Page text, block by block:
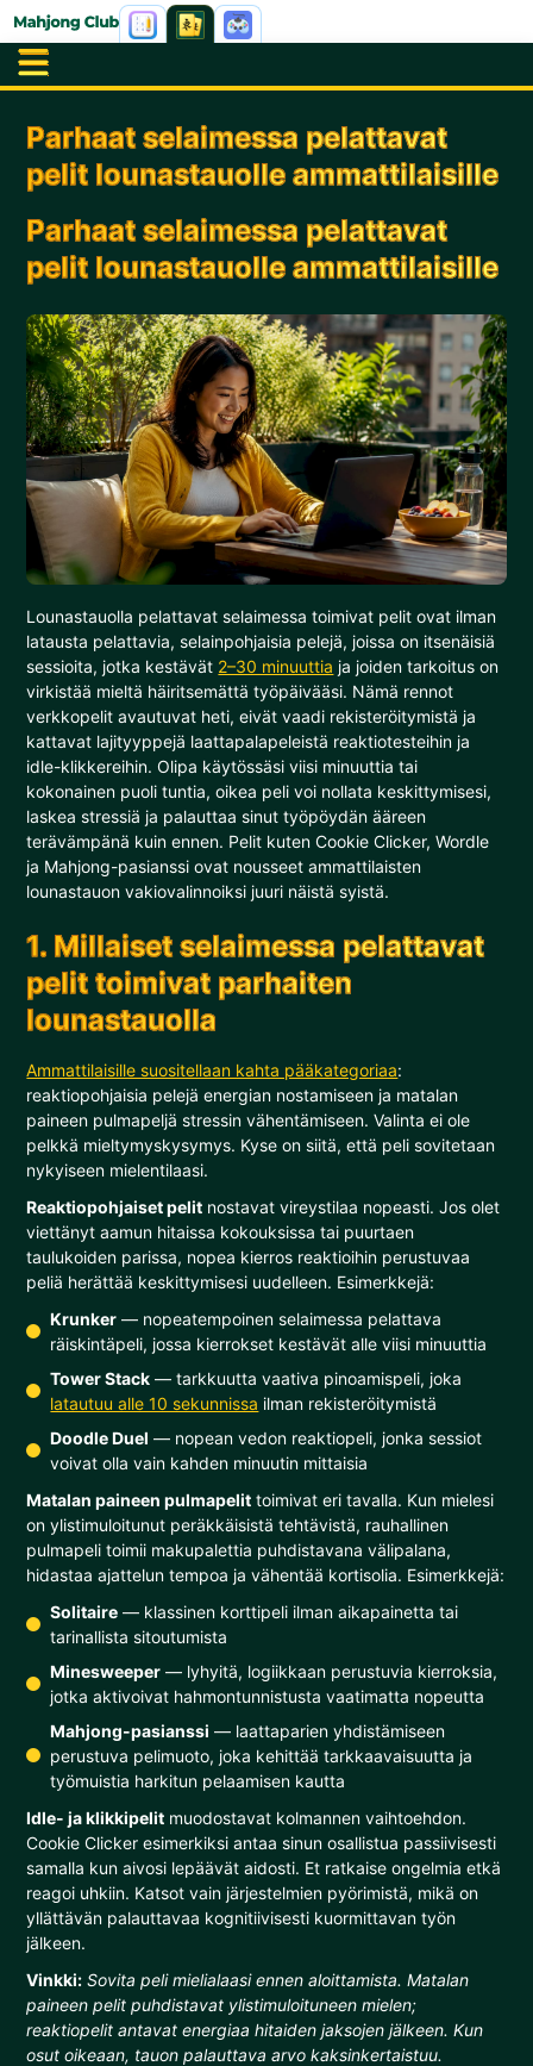
Parhaat selaimessa pelattavat
pelit lounastauolle ammattilaisille
Parhaat selaimessa pelattavat
pelit lounastauolle ammattilaisille
Lounastauolla pelattavat selaimessa toimivat pelit ovat ilman
latausta pelattavia, selainpohjaisia pelejä, joissa on itsenäisiä
sessioita, jotka kestävät 2–30 minuuttia ja joiden tarkoitus on
virkistää mieltä häiritsemättä työpäivääsi. Nämä rennot
verkkopelit avautuvat heti, eivät vaadi rekisteröitymistä ja
kattavat lajityyppejä laattapalapeleistä reaktiotesteihin ja
idle-klikkereihin. Olipa käytössäsi viisi minuuttia tai
kokonainen puoli tuntia, oikea peli voi nollata keskittymisesi,
laskea stressiä ja palauttaa sinut työpöydän ääreen
terävämpänä kuin ennen. Pelit kuten Cookie Clicker, Wordle
ja Mahjong-pasianssi ovat nousseet ammattilaisten
lounastauon vakiovalinnoiksi juuri näistä syistä.
1. Millaiset selaimessa pelattavat
pelit toimivat parhaiten
lounastauolla
Ammattilaisille suositellaan kahta pääkategoriaa:
reaktiopohjaisia pelejä energian nostamiseen ja matalan
paineen pulmapeljä stressin vähentämiseen. Valinta ei ole
pelkkä mieltymyskysymys. Kyse on siitä, että peli sovitetaan
nykyiseen mielentilaasi.
Reaktiopohjaiset pelit nostavat vireystilaa nopeasti. Jos olet
viettänyt aamun hitaissa kokouksissa tai puurtaen
taulukoiden parissa, nopea kierros reaktioihin perustuvaa
peliä herättää keskittymisesi uudelleen. Esimerkkejä:
Krunker — nopeatempoinen selaimessa pelattava
räiskintäpeli, jossa kierrokset kestävät alle viisi minuuttia
Tower Stack — tarkkuutta vaativa pinoamispeli, joka
latautuu alle 10 sekunnissa ilman rekisteröitymistä
Doodle Duel — nopean vedon reaktiopeli, jonka sessiot
voivat olla vain kahden minuutin mittaisia
Matalan paineen pulmapelit toimivat eri tavalla. Kun mielesi
on ylistimuloitunut peräkkäisistä tehtävistä, rauhallinen
pulmapeli toimii makupalettia puhdistavana välipalana,
hidastaa ajattelun tempoa ja vähentää kortisolia. Esimerkkejä:
Solitaire — klassinen korttipeli ilman aikapainetta tai
tarinallista sitoutumista
Minesweeper — lyhyitä, logiikkaan perustuvia kierroksia,
jotka aktivoivat hahmontunnistusta vaatimatta nopeutta
Mahjong-pasianssi — laattaparien yhdistämiseen
perustuva pelimuoto, joka kehittää tarkkaavaisuutta ja
työmuistia harkitun pelaamisen kautta
Idle- ja klikkipelit muodostavat kolmannen vaihtoehdon.
Cookie Clicker esimerkiksi antaa sinun osallistua passiivisesti
samalla kun aivosi lepäävät aidosti. Et ratkaise ongelmia etkä
reagoi uhkiin. Katsot vain järjestelmien pyörimistä, mikä on
yllättävän palauttavaa kognitiivisesti kuormittavan työn
jälkeen.
Vinkki: Sovita peli mielialaasi ennen aloittamista. Matalan
paineen pelit puhdistavat ylistimuloituneen mielen;
reaktiopelit antavat energiaa hitaiden jaksojen jälkeen. Kun
osut oikeaan, tauon palauttava arvo kaksinkertaistuu.